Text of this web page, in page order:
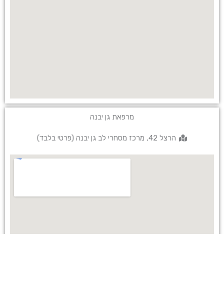
מרפאת גן יבנה
הרצל 42, מרכז מסחרי לב גן יבנה (פרטי בלבד)